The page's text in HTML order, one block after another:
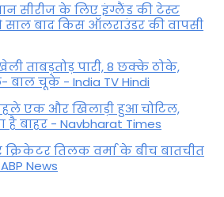
सीरीज के लिए इंग्लैंड की टेस्ट
साल बाद किस ऑलराउंडर की वापसी
ताबड़तोड़ पारी, 8 छक्के ठोके,
चूके - India TV Hindi
पहले एक और खिलाड़ी हुआ चोटिल,
बाहर - Navbharat Times
तिलक वर्मा के बीच बातचीत
News